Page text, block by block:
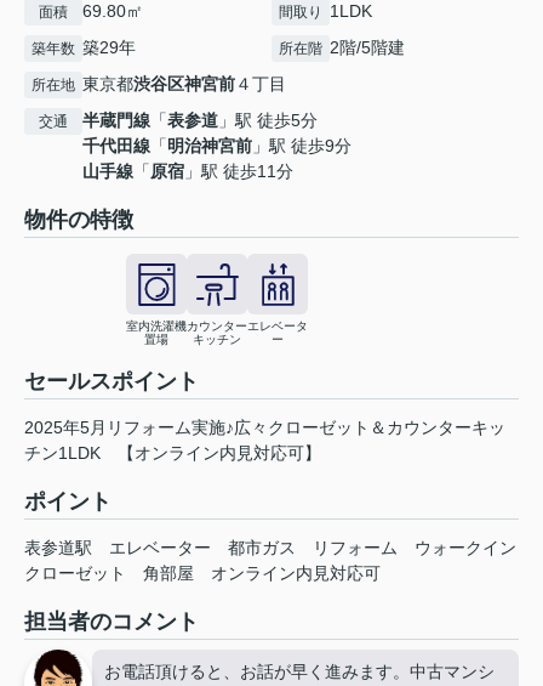
面積 69.80㎡ 間取り 1LDK
築年数 築29年 所在階 2階/5階建
所在地 東京都渋谷区神宮前４丁目
交通 半蔵門線 「表参道 」駅 徒歩5分
千代田線 「明治神宮前 」駅 徒歩9分
山手線 「原宿 」駅 徒歩11分
物件の特徴
室内洗濯機
置場
カウンター
キッチン
エレベータ
ー
セールスポイント
2025年5月リフォーム実施♪広々クローゼット＆カウンターキッ
チン1LDK 【オンライン内見対応可】
ポイント
表参道駅 エレベーター 都市ガス リフォーム
ウォークイン
クローゼット
角部屋 オンライン内見対応可
担当者のコメント
お電話頂けると、お話が早く進みます。中古マンシ